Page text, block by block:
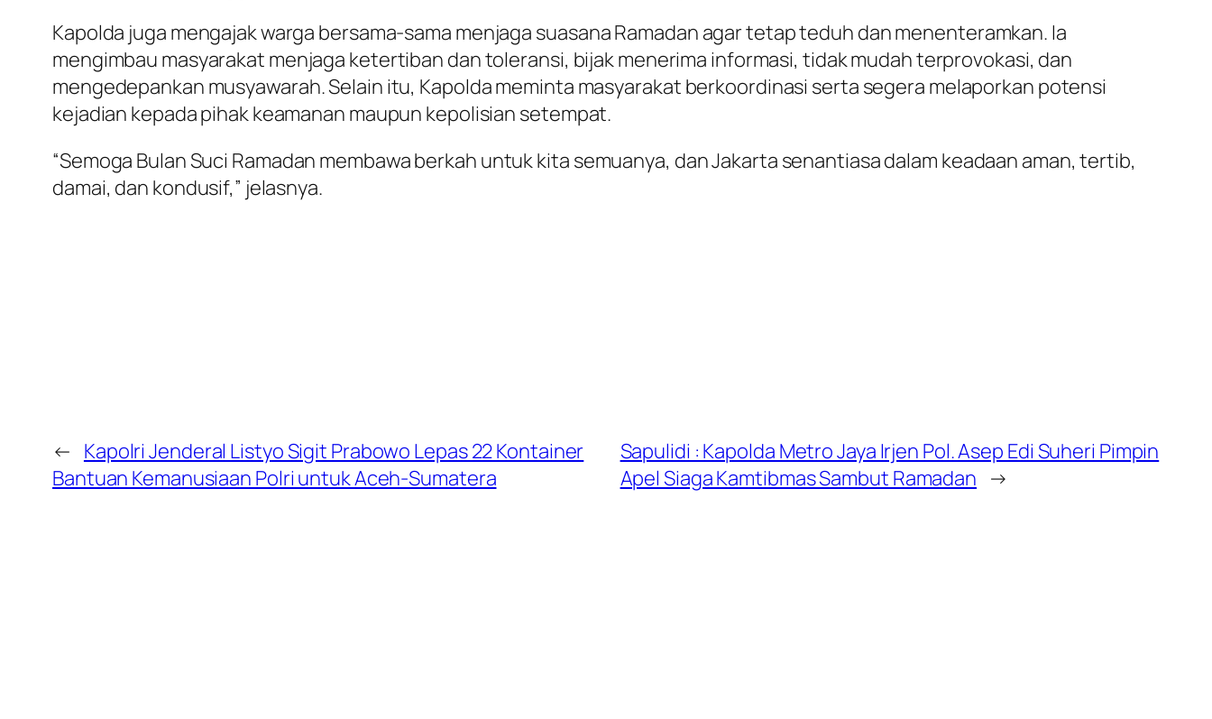
Kapolda juga mengajak warga bersama-sama menjaga suasana Ramadan agar tetap teduh dan menenteramkan. Ia
mengimbau masyarakat menjaga ketertiban dan toleransi, bijak menerima informasi, tidak mudah terprovokasi, dan
mengedepankan musyawarah. Selain itu, Kapolda meminta masyarakat berkoordinasi serta segera melaporkan potensi
kejadian kepada pihak keamanan maupun kepolisian setempat.
“Semoga Bulan Suci Ramadan membawa berkah untuk kita semuanya, dan Jakarta senantiasa dalam keadaan aman, tertib,
damai, dan kondusif,” jelasnya.
← Kapolri Jenderal Listyo Sigit Prabowo Lepas 22 Kontainer
Bantuan Kemanusiaan Polri untuk Aceh-Sumatera
Sapulidi : Kapolda Metro Jaya Irjen Pol. Asep Edi Suheri Pimpin
Apel Siaga Kamtibmas Sambut Ramadan →